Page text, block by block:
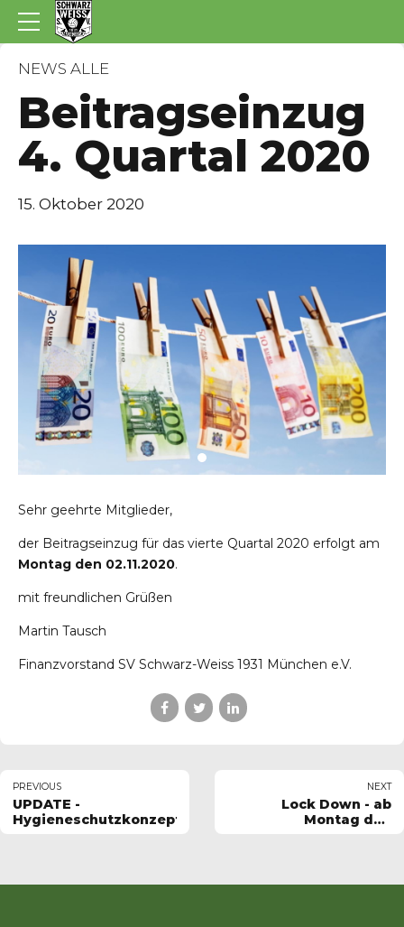
NEWS ALLE
Beitragseinzug
4. Quartal 2020
15. Oktober 2020
Sehr geehrte Mitglieder,
der Beitragseinzug für das vierte Quartal 2020 erfolgt am
Montag den 02.11.2020.
mit freundlichen Grüßen
Martin Tausch
Finanzvorstand SV Schwarz-Weiss 1931 München e.V.
PREVIOUS
UPDATE -
Hygieneschutzkonzept
NEXT
Lock Down - ab
Montag den